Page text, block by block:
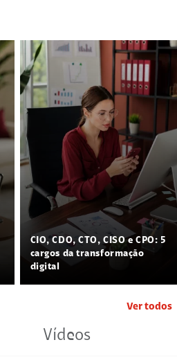
CIO, CDO, CTO, CISO e CPO: 5
cargos da transformação
digital
Ver todos
Vídeos